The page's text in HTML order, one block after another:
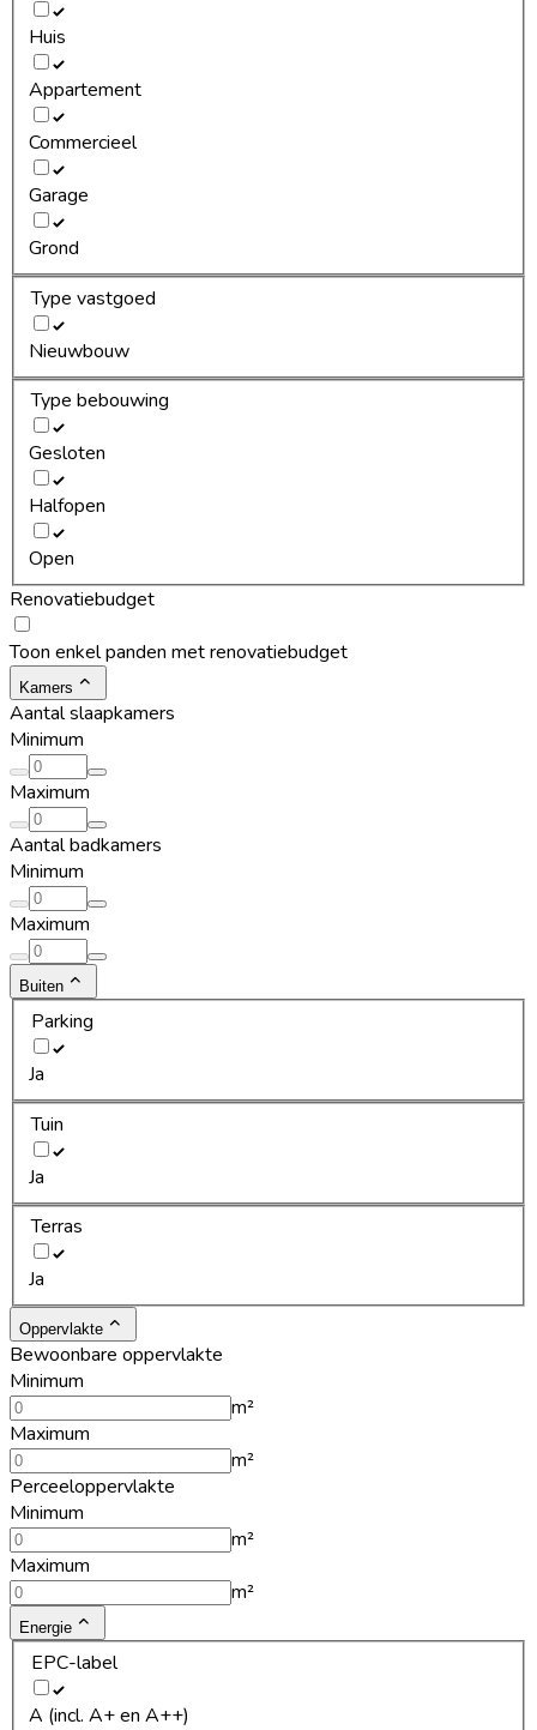
Huis
Appartement
Commercieel
Garage
Grond
Type vastgoed
Nieuwbouw
Type bebouwing
Gesloten
Halfopen
Open
Renovatiebudget
Toon enkel panden met renovatiebudget
Kamers
Aantal slaapkamers
Minimum
Maximum
Aantal badkamers
Minimum
Maximum
Buiten
Parking
Ja
Tuin
Ja
Terras
Ja
Oppervlakte
Bewoonbare oppervlakte
Minimum
m²
Maximum
m²
Perceeloppervlakte
Minimum
m²
Maximum
m²
Energie
EPC-label
A (incl. A+ en A++)